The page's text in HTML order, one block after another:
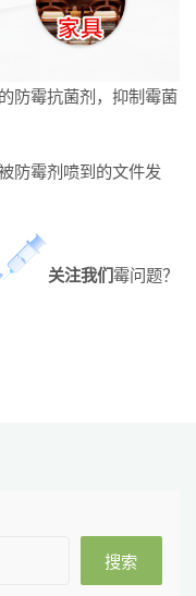
防霉抗菌剂，抑制霉菌
防霉剂喷到的文件发
关注我们霉问题？
搜索